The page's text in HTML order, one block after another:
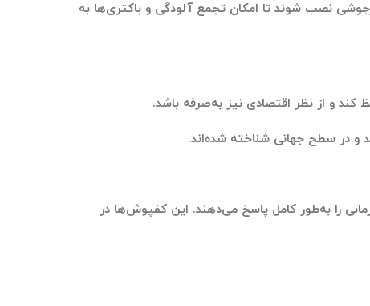
نصب شوند تا امکان تجمع آلودگی و باکتری‌ها به
کند و از نظر اقتصادی نیز به‌صرفه باشد.
و در سطح جهانی شناخته شده‌اند.
درمانی را به‌طور کامل پاسخ می‌دهند. این کفپوش‌ها در